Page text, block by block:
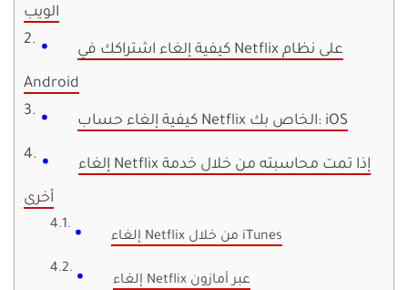
الويب
كيفية إلغاء اشتراكك في Netflix على نظام
Android
كيفية إلغاء حساب Netflix الخاص بك: iOS
إلغاء Netflix إذا تمت محاسبته من خلال خدمة
أخرى
إلغاء Netflix من خلال iTunes
إلغاء Netflix عبر أمازون